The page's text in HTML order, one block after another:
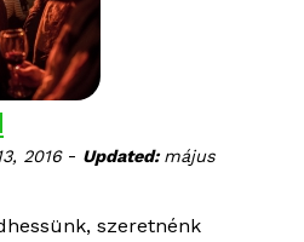
2016 - Updated:május
szeretnénk